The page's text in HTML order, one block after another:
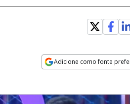
Adicione como fonte